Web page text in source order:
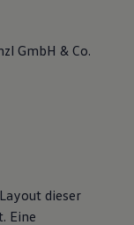
GmbH & Co.
dieser
Eine